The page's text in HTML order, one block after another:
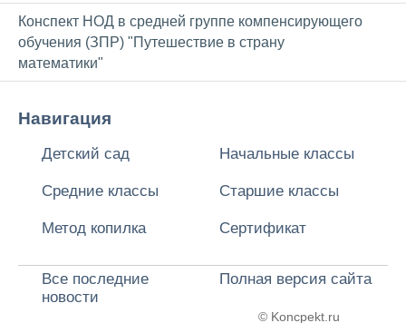
Конспект НОД в средней группе компенсирующего
обучения (ЗПР) "Путешествие в страну
математики"
Навигация
Детский сад Начальные классы
Средние классы Старшие классы
Метод копилка Сертификат
Все последние
новости
Полная версия сайта
© Koncpekt.ru